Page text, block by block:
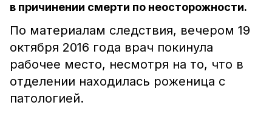
в причинении смерти по неосторожности.
По материалам следствия, вечером 19
октября 2016 года врач покинула
рабочее место, несмотря на то, что в
отделении находилась роженица с
патологией.